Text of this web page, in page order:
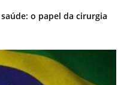
o papel da cirurgia